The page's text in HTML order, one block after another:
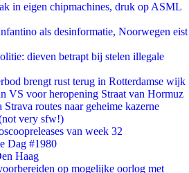
in eigen chipmachines, druk op ASML
als desinformatie, Noorwegen eist
dieven betrapt bij stelen illegale
brengt rust terug in Rotterdamse wijk
VS voor heropening Straat van Hormuz
routes naar geheime kazerne
very sfw!)
van week 32
Dag #1980
Haag
op mogelijke oorlog met